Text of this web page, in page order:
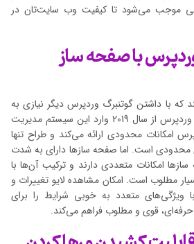
موجب می‌شود تا کیفیت وب سایت‌تان در
با صفحه ساز
که با داشتن گوتنبرگ وردپرس دیگر نیازی به
صفحه ساز نداریم! گوتنبرگ وردپرس از سال 2019 وارد این سیستم مدیریت
امکانات محدودی ارائه می‌کند و طراح تنها
محدودی است. اما صفحه سازها دارای به شدت
امکانات متعددی دارند و ترکیب آن‌ها با
مطلوب است. امکان مشاهده لایو تغییرات و
متعدد به خوبی شرایط را برای
قوی و مطلوب فراهم می‌کند.